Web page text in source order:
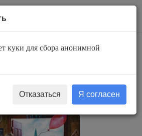
Карпов 1.
куки для сбора анонимной
Отказаться Я согласен